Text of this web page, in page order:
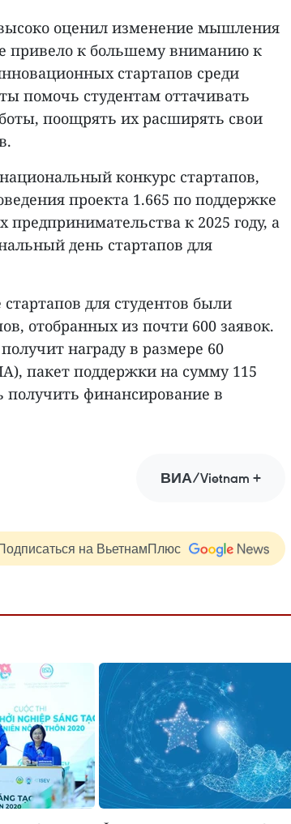
оценил изменение мышления
привело к большему вниманию к
стартапов среди
помочь студентам оттачивать
поощрять их расширять свои
конкурс стартапов,
проекта 1.665 по поддержке
к 2025 году, а
день стартапов для
для студентов были
отобранных из почти 600 заявок.
награду в размере 60
пакет поддержки на сумму 115
получить финансирование в
ВИА/Vietnam +
на ВьетнамПлюс